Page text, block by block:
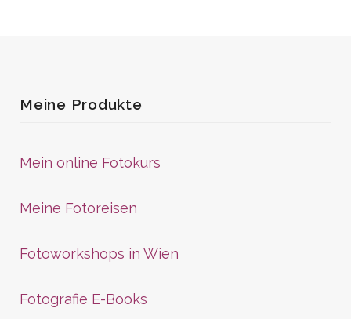
Meine Produkte
Mein online Fotokurs
Meine Fotoreisen
Fotoworkshops in Wien
Fotografie E-Books